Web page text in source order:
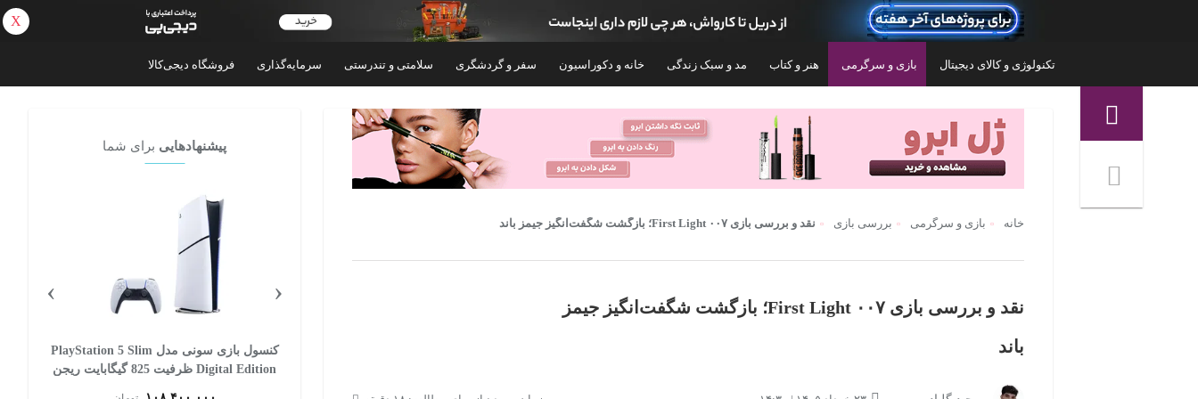
تکنولوژی و کالای دیجیتال بازی و سرگرمی هنر و کتاب مد و سبک زندگی خانه و دکوراسیون سفر و گردشگری سلامتی و تندرستی سرمایه‌گذاری فروشگاه دیجی‌کالا
منوی ناوبری خرده نان
خانه بازی و سرگرمی بررسی بازی نقد و بررسی بازی ۰۰۷ First Light؛ بازگشت شگفت‌انگیز جیمز باند
نقد و بررسی بازی ۰۰۷ First Light؛ بازگشت شگفت‌انگیز جیمز
باند
پیشنهادهایی برای شما
کنسول بازی سونی مدل PlayStation 5 Slim
Digital Edition ظرفیت 825 گیگابایت ریجن
‹
›
X